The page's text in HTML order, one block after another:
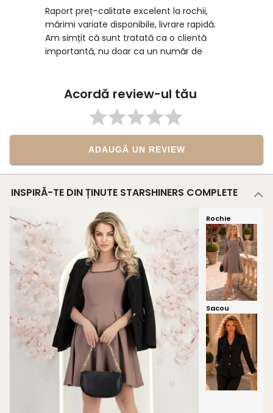
Raport preț–calitate excelent la rochii,
mărimi variate disponibile, livrare rapidă.
Am simțit că sunt tratată ca o clientă
importantă, nu doar ca un număr de
Acordă review-ul tău
ADAUGĂ UN REVIEW
INSPIRĂ-TE DIN ȚINUTE STARSHINERS COMPLETE
Rochie
Sacou